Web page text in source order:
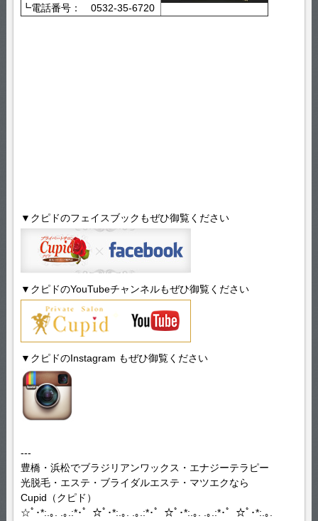
┗電話番号： 0532-35-6720
▼クピドのフェイスブックもぜひ御覧ください
▼クピドのYouTubeチャンネルもぜひ御覧ください
▼クピドのInstagram もぜひ御覧ください
---
豊橋・浜松でブラジリアンワックス・エナジーテラピー
光脱毛・エステ・ブライダルエステ・マツエクなら
Cupid（クピド）
☆ﾟ･*:.｡. .｡.:*･゜☆ﾟ･*:.｡. .｡.:*･゜☆ﾟ･*:.｡. .｡.:*･゜☆ﾟ･*:.｡.